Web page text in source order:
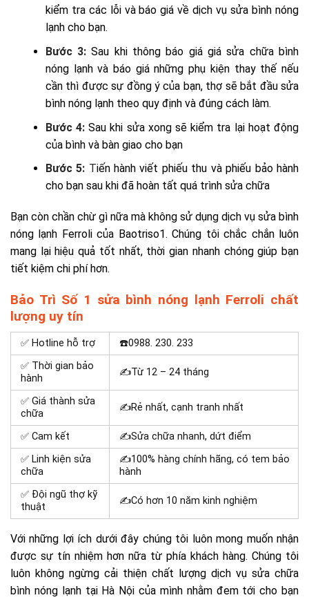
kiểm tra các lỗi và báo giá về dịch vụ sửa bình nóng
lạnh cho bạn.
Bước 3:Sau khi thông báo giá giá sửa chữa bình
nóng lạnh và báo giá những phụ kiện thay thế nếu
cần thì được sự đồng ý của bạn, thợ sẽ bắt đầu sửa
bình nóng lạnh theo quy định và đúng cách làm.
Bước 4:Sau khi sửa xong sẽ kiểm tra lại hoạt động
của bình và bàn giao cho bạn
Bước 5: Tiến hành viết phiếu thu và phiếu bảo hành
cho bạn sau khi đã hoàn tất quá trình sửa chữa
Bạn còn chần chừ gì nữa mà không sử dụng dịch vụ sửa bình
nóng lạnh Ferroli của Baotriso1. Chúng tôi chắc chắn luôn
mang lại hiệu quả tốt nhất, thời gian nhanh chóng giúp bạn
tiết kiệm chi phí hơn.
Bảo Trì Số 1 sửa bình nóng lạnh Ferroli chất
lượng uy tín
✅ Hotline hỗ trợ
☎️0988. 230. 233
✅ Thời gian bảo
hành
✍Từ 12 – 24 tháng
✅ Giá thành sửa
chữa
✍Rẻ nhất, cạnh tranh nhất
✅ Cam kết
✍Sửa chữa nhanh, dứt điểm
✅ Linh kiện sửa
chữa
✍100% hàng chính hãng, có tem bảo
hành
✅ Đội ngũ thợ kỹ
thuật
✍Có hơn 10 năm kinh nghiệm
Với những lợi ích dưới đây chúng tôi luôn mong muốn nhận
được sự tín nhiệm hơn nữa từ phía khách hàng. Chúng tôi
luôn không ngừng cải thiện chất lượng dịch vụ sửa chữa
bình nóng lạnh tại Hà Nội của mình nhằm đem tới cho bạn